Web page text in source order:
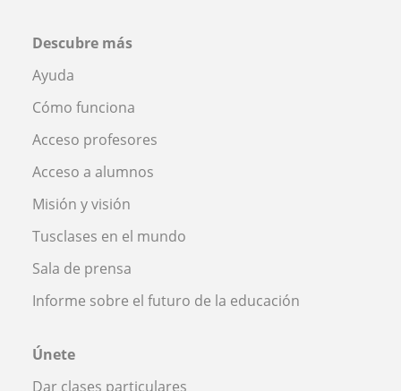
Descubre más
Ayuda
Cómo funciona
Acceso profesores
Acceso a alumnos
Misión y visión
Tusclases en el mundo
Sala de prensa
Informe sobre el futuro de la educación
Únete
Dar clases particulares